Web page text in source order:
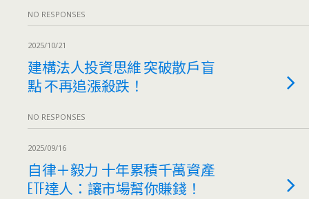
NO RESPONSES
2025/10/21
建構法人投資思維 突破散戶盲
點 不再追漲殺跌！
NO RESPONSES
2025/09/16
自律＋毅力 十年累積千萬資產
ETF達人：讓市場幫你賺錢！